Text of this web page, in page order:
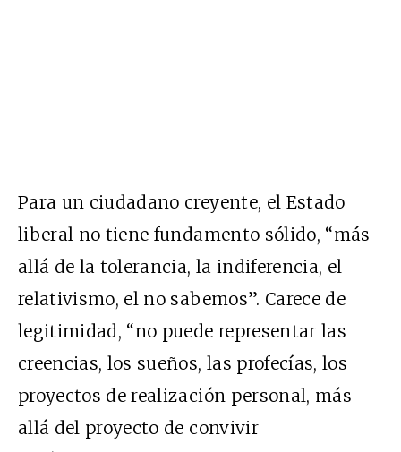
Para un ciudadano creyente, el Estado
liberal no tiene fundamento sólido, “más
allá de la tolerancia, la indiferencia, el
relativismo, el no sabemos”. Carece de
legitimidad, “no puede representar las
creencias, los sueños, las profecías, los
proyectos de realización personal, más
allá del proyecto de convivir